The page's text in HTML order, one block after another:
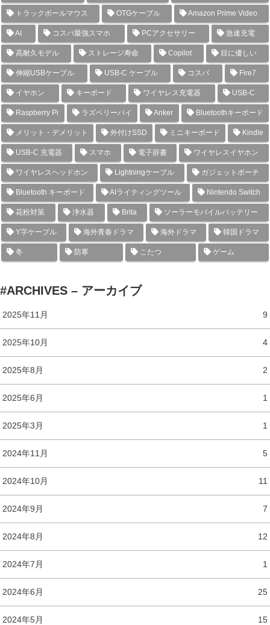
トラックボールマウス OTGケーブル Amazon Prime Video
AI コスパ最強スマホ PCアクセサリー 急速充電
高耐久モデル ストレージ寿命 Copilot 目に優しい
伸縮USBケーブル USB-C ケーブル コスパ Fire7
イヤホン キーボード ワイヤレス充電器 USB-C
Raspberry Pi ラズベリーパイ Anker Bluetoothキーボード
メリット・デメリット 外付けSSD ミニキーボード Kindle
USB-C 充電器 スマホ 電子辞書 ワイヤレスイヤホン
ワイヤレスヘッドホン Lightningケーブル ガジェットポーチ
Bluetooth キーボード AIライティングツール Nintendo Switch
花粉対策 浄水器 Brita ソーラーモバイルバッテリー
Y字ケーブル 海外青春ドラマ 海外ドラマ 韓国ドラマ
冬 防寒 こたつ ゲーム
#ARCHIVES – アーカイブ
2025年11月 9
2025年10月 4
2025年8月 2
2025年6月 1
2025年3月 1
2024年11月 5
2024年10月 11
2024年9月 7
2024年8月 12
2024年7月 1
2024年6月 25
2024年5月 15